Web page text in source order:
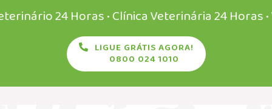
24 Horas • Clínica Veterinária 24 Horas •
LIGUE GRÁTIS AGORA!
0800 024 1010